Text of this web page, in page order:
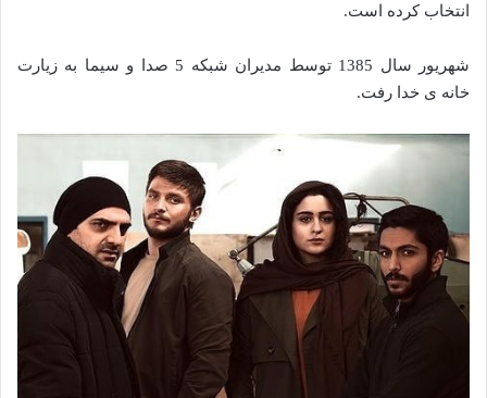
انتخاب کرده است.
شهریور سال 1385 توسط مدیران شبکه 5 صدا و سیما به زیارت
خانه ی خدا رفت.